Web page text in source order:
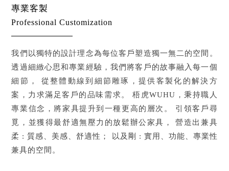
專業客製
Professional Customization
我們以獨特的設計理念為每位客戶塑造獨一無二的空間。
透過細緻心思和專業經驗，我們將客戶的故事融入每一個
細節，
從整體動線到細節雕琢，提供客製化的解決方
案，力求滿足客戶的品味需求。
梧虎WUHU，秉持職人
專業信念，將家具提升到一種更高的層次。
引領客戶尋
覓，並獲得最舒適無壓力的放鬆辦公家具，
營造出兼具
柔 : 質感、美感、舒適性；
以及剛 : 實用、功能、專業性
兼具的空間。